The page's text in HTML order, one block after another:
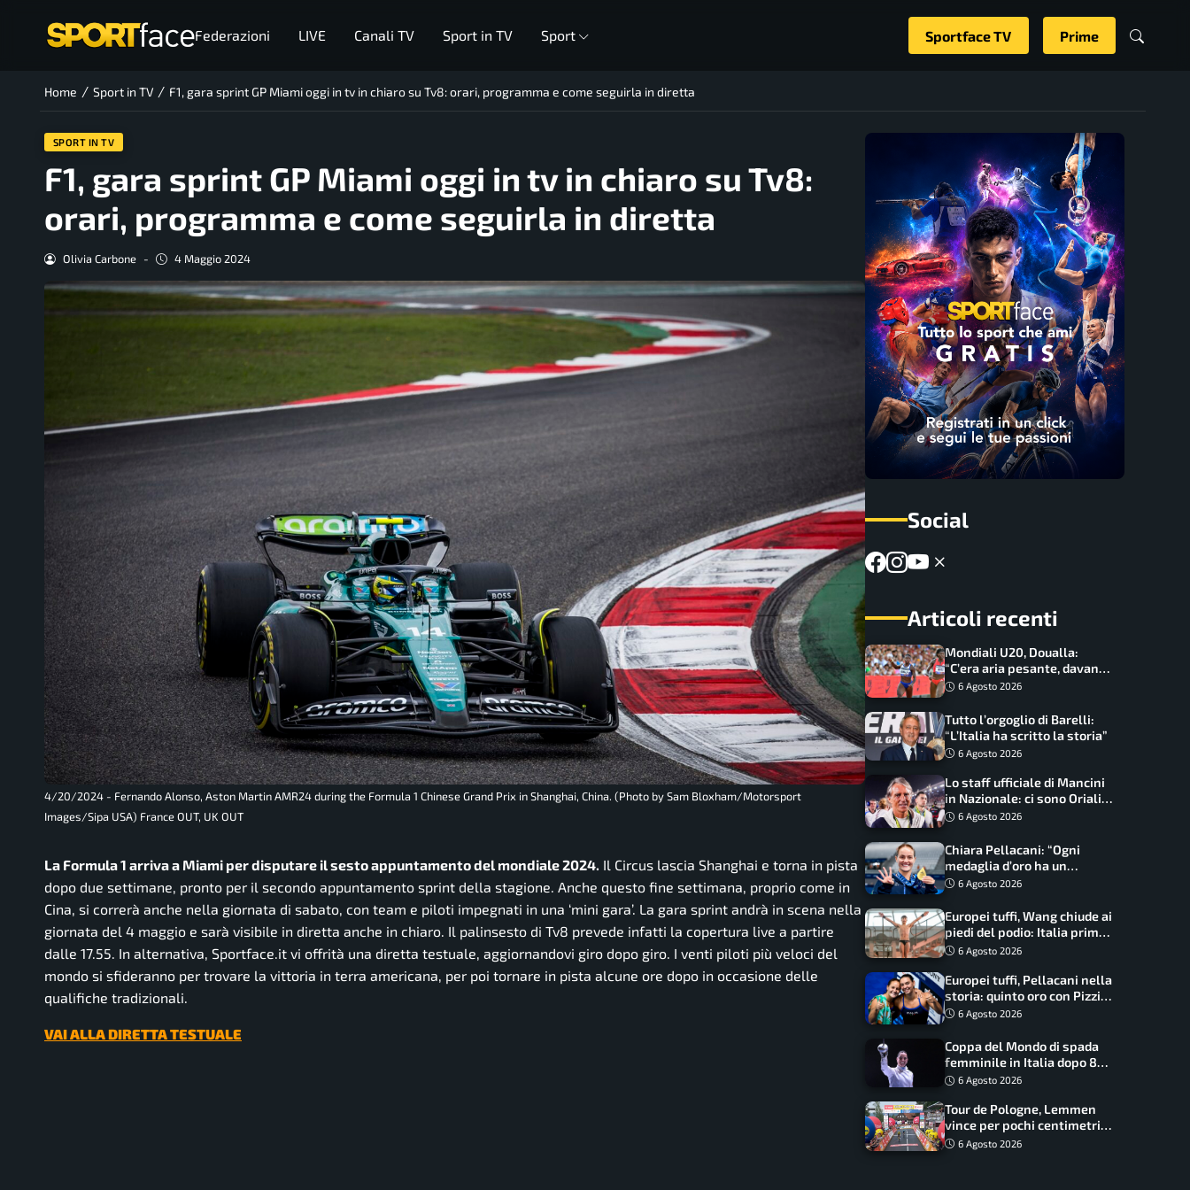
Federazioni LIVE Canali TV Sport in TV Sport Sportface TV Prime
Home / Sport in TV / F1, gara sprint GP Miami oggi in tv in chiaro su Tv8: orari, programma e come seguirla in diretta
SPORT IN TV
F1, gara sprint GP Miami oggi in tv in chiaro su Tv8:
orari, programma e come seguirla in diretta
Olivia Carbone - 4 Maggio 2024
4/20/2024 - Fernando Alonso, Aston Martin AMR24 during the Formula 1 Chinese Grand Prix in Shanghai, China. (Photo by Sam Bloxham/Motorsport
Images/Sipa USA) France OUT, UK OUT
La Formula 1 arriva a Miami per disputare il sesto appuntamento del mondiale 2024. Il Circus lascia Shanghai e torna in pista
dopo due settimane, pronto per il secondo appuntamento sprint della stagione. Anche questo fine settimana, proprio come in
Cina, si correrà anche nella giornata di sabato, con team e piloti impegnati in una ‘mini gara’. La gara sprint andrà in scena nella
giornata del 4 maggio e sarà visibile in diretta anche in chiaro. Il palinsesto di Tv8 prevede infatti la copertura live a partire
dalle 17.55. In alternativa, Sportface.it vi offrità una diretta testuale, aggiornandovi giro dopo giro. I venti piloti più veloci del
mondo si sfideranno per trovare la vittoria in terra americana, per poi tornare in pista alcune ore dopo in occasione delle
qualifiche tradizionali.
VAI ALLA DIRETTA TESTUALE
Social
Articoli recenti
Mondiali U20, Doualla:
“C’era aria pesante, davano
le mascherine! Finale? Non
6 Agosto 2026
Tutto l’orgoglio di Barelli:
“L’Italia ha scritto la storia”
6 Agosto 2026
Lo staff ufficiale di Mancini
in Nazionale: ci sono Oriali e
Bonucci, confermato un
6 Agosto 2026
Chiara Pellacani: “Ogni
medaglia d’oro ha un
significato diverso. Ho fatto
6 Agosto 2026
Europei tuffi, Wang chiude ai
piedi del podio: Italia prima
nel medagliere
6 Agosto 2026
Europei tuffi, Pellacani nella
storia: quinto oro con Pizzini
nel sincro da 3 metri
6 Agosto 2026
Coppa del Mondo di spada
femminile in Italia dopo 8
anni, Alberta Santuccio: “Il
frutti”
6 Agosto 2026
Tour de Pologne, Lemmen
vince per pochi centimetri
su Scaroni: maxi-caduta e
6 Agosto 2026